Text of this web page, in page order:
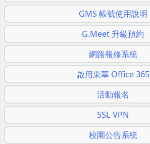
GMS 帳號使用說明
G.Meet 升級預約
網路報修系統
啟用東華 Office 365
活動報名
SSL VPN
校園公告系統